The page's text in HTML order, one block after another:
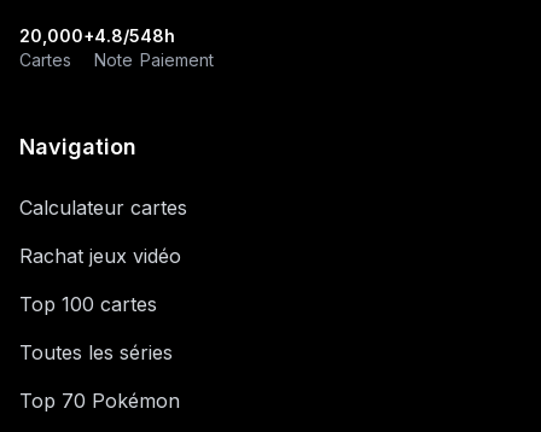
20,000+
Cartes
4.8/5
Note
48h
Paiement
Navigation
Calculateur cartes
Rachat jeux vidéo
Top 100 cartes
Toutes les séries
Top 70 Pokémon